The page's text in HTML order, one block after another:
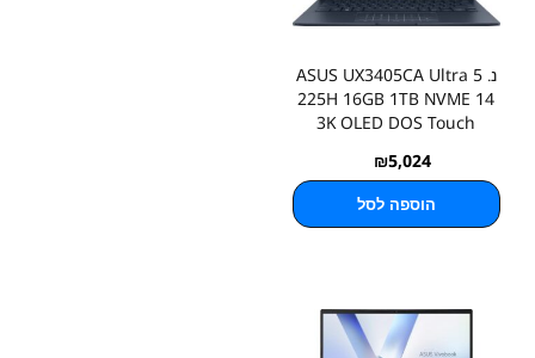
נ. ASUS UX3405CA Ultra 5
225H 16GB 1TB NVME 14
3K OLED DOS Touch
₪5,024
הוספה לסל